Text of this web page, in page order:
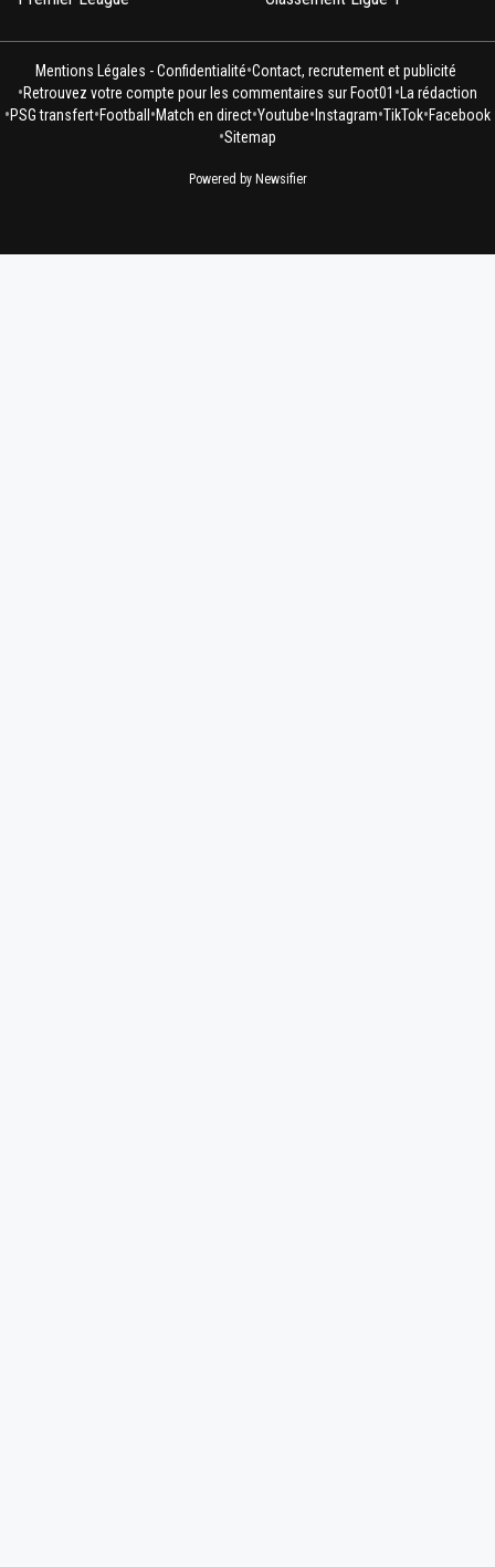
Mentions Légales - Confidentialité•Contact, recrutement et publicité
•Retrouvez votre compte pour les commentaires sur Foot01 • La rédaction
•PSG transfert•Football •Match en direct•Youtube• Instagram•TikTok•Facebook
•Sitemap
Powered by Newsifier